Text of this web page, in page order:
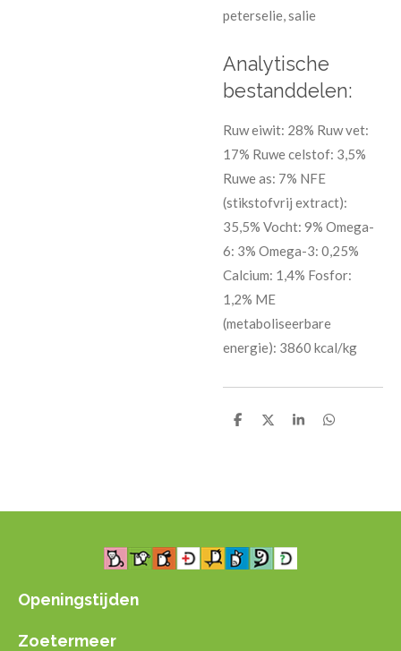
peterselie, salie
Analytische
bestanddelen:
Ruw eiwit: 28% Ruw vet:
17% Ruwe celstof: 3,5%
Ruwe as: 7% NFE
(stikstofvrij extract):
35,5% Vocht: 9% Omega-
6: 3% Omega-3: 0,25%
Calcium: 1,4% Fosfor:
1,2% ME
(metaboliseerbare
energie): 3860 kcal/kg
D
D
S
D
Openingstijden
Zoetermeer